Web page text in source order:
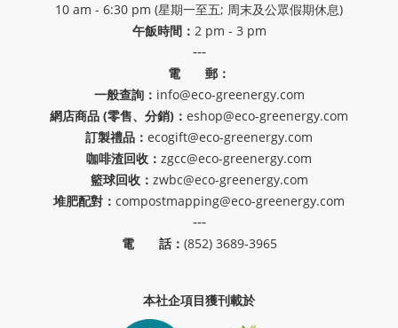
10 am - 6:30 pm (星期一至五; 周末及公眾假期休息)
午飯時間： 2 pm - 3 pm
---
電 郵：
一般查詢： info@eco-greenergy.com
網店商品 (零售、分銷)： eshop@eco-greenergy.com
訂製禮品： ecogift@eco-greenergy.com
咖啡渣回收： zgcc@eco-greenergy.com
籃球回收： zwbc@eco-greenergy.com
堆肥配對： compostmapping@eco-greenergy.com
---
電 話： (852) 3689-3965
本社企項目獲刊載於